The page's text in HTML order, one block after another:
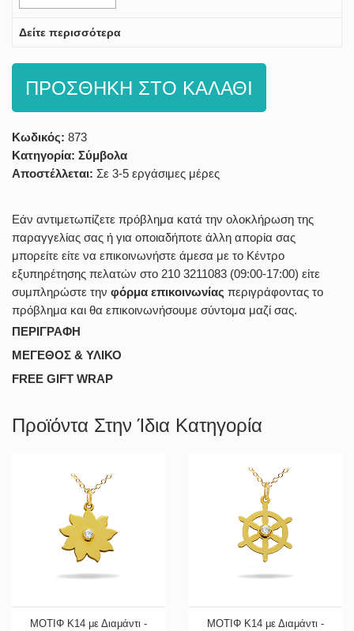
Δείτε περισσότερα
ΠΡΟΣΘΗΚΗ ΣΤΟ ΚΑΛΑΘΙ
Κωδικός: 873
Κατηγορία: Σύμβολα
Αποστέλλεται: Σε 3-5 εργάσιμες μέρες
Εάν αντιμετωπίζετε πρόβλημα κατά την ολοκλήρωση της
παραγγελίας σας ή για οποιαδήποτε άλλη απορία σας
μπορείτε είτε να επικοινωνήστε άμεσα με το Κέντρο
εξυπηρέτησης πελατών στο 210 3211083 (09:00-17:00) είτε
συμπληρώστε την φόρμα επικοινωνίας περιγράφοντας το
πρόβλημα και θα επικοινωνήσουμε σύντομα μαζί σας.
ΠΕΡΙΓΡΑΦΗ
ΜΕΓΕΘΟΣ & ΥΛΙΚΟ
FREE GIFT WRAP
Προϊόντα Στην Ίδια Κατηγορία
ΜΟΤΙΦ Κ14 με Διαμάντι -
ΜΟΤΙΦ Κ14 με Διαμάντι -